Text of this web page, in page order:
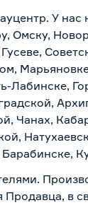
У нас
Омску,
Лабинске,
Чанах,
Барабинске,
в